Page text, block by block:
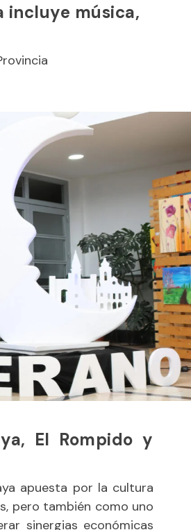
incluye música,
El Rompido y
apuesta por la cultura
pero también como uno
sinergias económicas